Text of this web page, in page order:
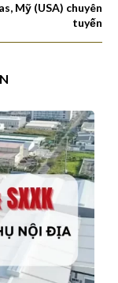
Mỹ (USA) chuyên
tuyến